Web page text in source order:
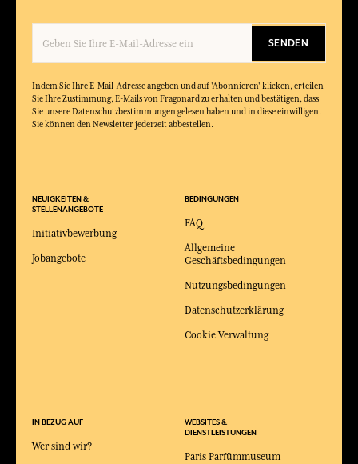
SENDEN
Indem Sie Ihre E-Mail-Adresse angeben und auf 'Abonnieren' klicken, erteilen
Sie Ihre Zustimmung, E-Mails von Fragonard zu erhalten und bestätigen, dass
Sie unsere Datenschutzbestimmungen gelesen haben und in diese einwilligen.
Sie können den Newsletter jederzeit abbestellen.
BEDINGUNGEN
FAQ
Allgemeine
Geschäftsbedingungen
Nutzungsbedingungen
Datenschutzerklärung
Cookie Verwaltung
WEBSITES &
DIENSTLEISTUNGEN
Paris Parfümmuseum
IN BEZUG AUF
Wer sind wir?
NEUIGKEITEN &
STELLENANGEBOTE
Initiativbewerbung
Jobangebote